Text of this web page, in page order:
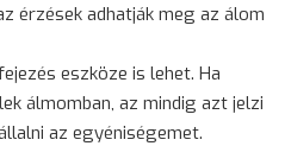
érzések adhatják meg az álom
eszköze is lehet. Ha
álmomban, az mindig azt jelzi
az egyéniségemet.